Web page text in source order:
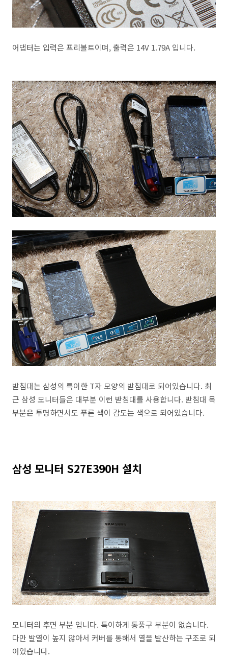
어댑터는 입력은 프리볼트이며, 출력은 14V 1.79A 입니다.
받침대는 삼성의 특이한 T자 모양의 받침대로 되어있습니다. 최
근 삼성 모니터들은 대부분 이런 받침대를 사용합니다. 받침대 목
부분은 투명하면서도 푸른 색이 감도는 색으로 되어있습니다.
삼성 모니터 S27E390H 설치
모니터의 후면 부분 입니다. 특이하게 통풍구 부분이 없습니다.
다만 발열이 높지 않아서 커버를 통해서 열을 발산하는 구조로 되
어있습니다.